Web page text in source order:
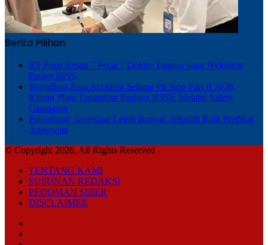
Berita Pilihan
RS Pusri Resmi ” Pecat ” Dokter Tamara yang Nyinyirin
Pasien BPJS
Wujudkan Zero Accident Selama Pit Stop Part II 2026,
Kilang Plaju Tanamkan Budaya HSSE Melalui Safety
Campaign
Palembang Targetkan Lebih Banyak Sekolah Raih Predikat
Adiwiyata
© Copyright 2026, All Rights Reserved
TENTANG KAMI
SUSUNAN REDAKSI
PEDOMAN SIBER
DISCLAIMER